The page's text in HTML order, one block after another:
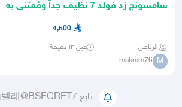
سامسونج زد فولد 7 نظيف جداً ومُعتنى به
4,500
الرياض قبل ١٣ دقيقة
M
makram76
تابع 텔레@BSECRET7